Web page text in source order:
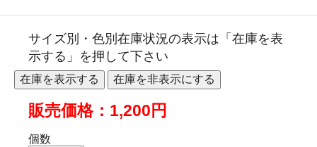
サイズ別・色別在庫状況の表示は「在庫を表
示する」を押して下さい
販売価格：1,200円
個数